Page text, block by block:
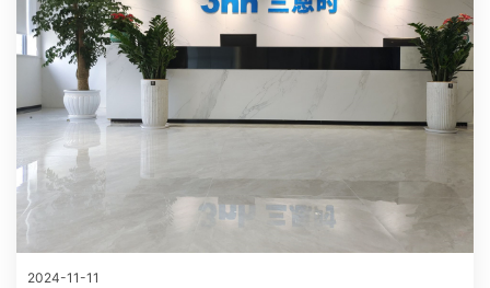
2024-11-11